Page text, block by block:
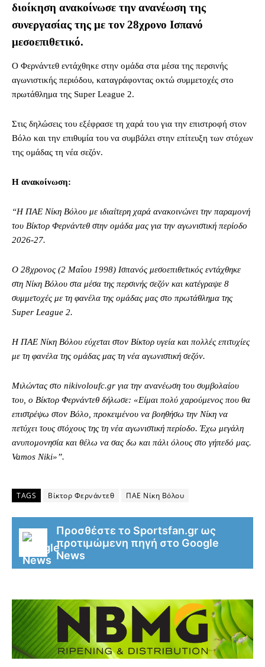
διοίκηση ανακοίνωσε την ανανέωση της
συνεργασίας της με τον 28χρονο Ισπανό
μεσοεπιθετικό.
Ο Φερνάντεθ εντάχθηκε στην ομάδα στα μέσα της περσινής
αγωνιστικής περιόδου, καταγράφοντας οκτώ συμμετοχές στο
πρωτάθλημα της Super League 2.
Στις δηλώσεις του εξέφρασε τη χαρά του για την επιστροφή στον
Βόλο και την επιθυμία του να συμβάλει στην επίτευξη των στόχων
της ομάδας τη νέα σεζόν.
Η ανακοίνωση:
“Η ΠΑΕ Νίκη Βόλου με ιδιαίτερη χαρά ανακοινώνει την παραμονή
του Βίκτορ Φερνάντεθ στην ομάδα μας για την αγωνιστική περίοδο
2026-27.
Ο 28χρονος (2 Μαΐου 1998) Ισπανός μεσοεπιθετικός εντάχθηκε
στη Νίκη Βόλου στα μέσα της περσινής σεζόν και κατέγραψε 8
συμμετοχές με τη φανέλα της ομάδας μας στο πρωτάθλημα της
Super League 2.
Η ΠΑΕ Νίκη Βόλου εύχεται στον Βίκτορ υγεία και πολλές επιτυχίες
με τη φανέλα της ομάδας μας τη νέα αγωνιστική σεζόν.
Μιλώντας στο nikivoloufc.gr για την ανανέωση του συμβολαίου
του, ο Βίκτορ Φερνάντεθ δήλωσε: «Είμαι πολύ χαρούμενος που θα
επιστρέψω στον Βόλο, προκειμένου να βοηθήσω την Νίκη να
πετύχει τους στόχους της τη νέα αγωνιστική περίοδο. Έχω μεγάλη
ανυπομονησία και θέλω να σας δω και πάλι όλους στο γήπεδό μας.
Vamos Niki»”.
TAGS Βίκτορ Φερνάντεθ ΠΑΕ Νίκη Βόλου
Προσθέστε το Sportsfan.gr ως
προτιμώμενη πηγή στο Google
News